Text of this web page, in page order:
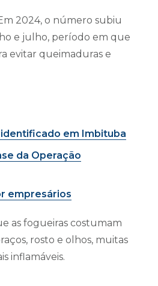
2024, o número subiu
e julho, período em que
evitar queimaduras e
em Imbituba
da Operação
empresários
as fogueiras costumam
rosto e olhos, muitas
inflamáveis.